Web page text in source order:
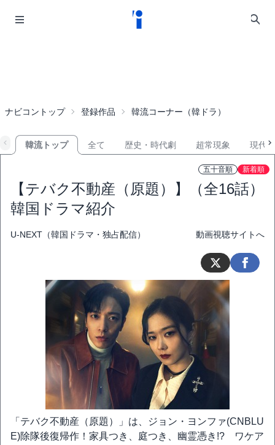
ナビコントップ 登録作品 韓流コーナー（韓ドラ）
韓流トップ 全て 歴史・時代劇 超常現象 現代
五十音順 新着順
【テバク不動産（原題）】（全16話）
韓国ドラマ紹介
U-NEXT（韓国ドラマ・独占配信） 動画視聴サイトへ
「テバク不動産（原題）」は、ジョン・ヨンファ(CNBLU
E)除隊後復帰作！家具つき、庭つき、幽霊憑き!? ワケア